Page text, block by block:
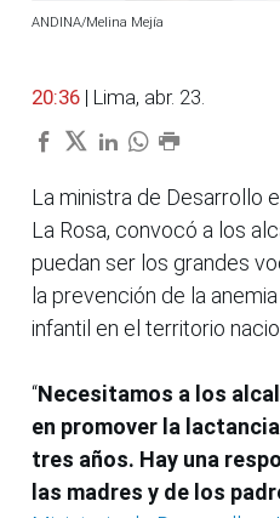
ANDINA/Melina Mejía
20:36 | Lima, abr. 23.
La ministra de Desarrollo
La Rosa, convocó a los
puedan ser los grandes
la prevención de la
infantil en el territorio
“Necesitamos a los
en promover la
tres años. Hay una
las madres y de los